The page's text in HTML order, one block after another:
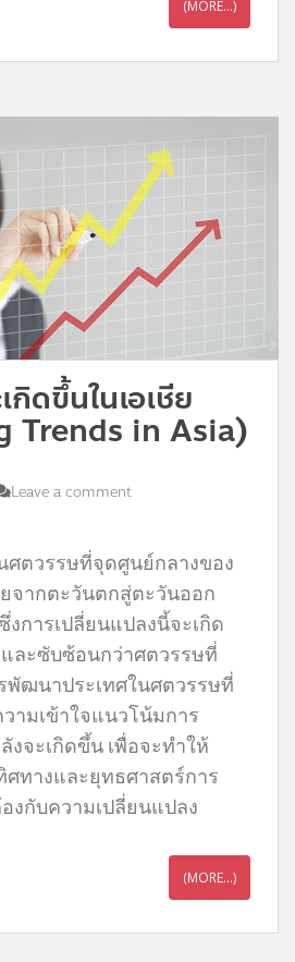
(MORE…)
กิดขึ้นในเอเชีย
Trends in Asia)
Leave a comment
ศตวรรษที่จุดศูนย์กลางของ
จากตะวันตกสู่ตะวันออก
งการเปลี่ยนแปลงนี้จะเกิด
และซับซ้อนกว่าศตวรรษที่
พัฒนาประเทศในศตวรรษที่
ามเข้าใจแนวโน้มการ
งจะเกิดขึ้น เพื่อจะทำให้
ทางและยุทธศาสตร์การ
กับความเปลี่ยนแปลง
(MORE…)